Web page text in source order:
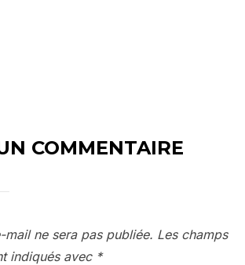
COMMENTAIRE
mail ne sera pas publiée. Les champs
indiqués avec *